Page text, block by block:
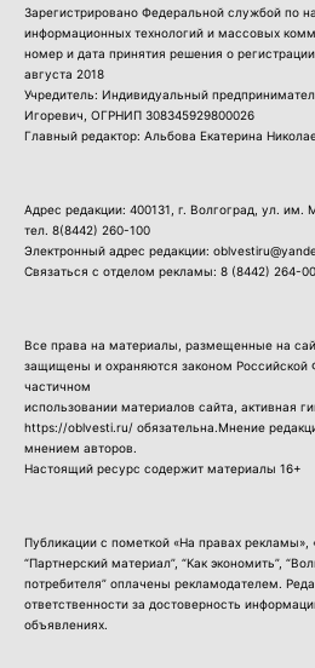
Зарегистрировано Федеральной службой по
информационных технологий и массовых
номер и дата принятия решения о
августа 2018
Учредитель: Индивидуальный
Игоревич, ОГРНИП 308345929800026
Главный редактор: Альбова Екатерина
Адрес редакции: 400131, г. Волгоград, ул. им.
тел. 8(8442) 260-100
Электронный адрес редакции:
Связаться с отделом рекламы: 8 (8442) 264-
Все права на материалы, размещенные на
защищены и охраняются законом Российской
частичном
использовании материалов сайта, активная
https://oblvesti.ru/ обязательна.Мнение
мнением авторов.
Настоящий ресурс содержит материалы 16+
Публикации с пометкой «На правах рекламы»,
“Партнерский материал”, “Как экономить”,
потребителя” оплачены рекламодателем.
ответственности за достоверность
объявлениях.